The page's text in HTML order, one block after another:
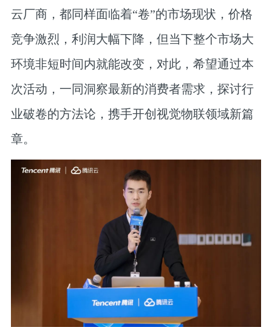
云厂商，都同样面临着“卷”的市场现状，价格
竞争激烈，利润大幅下降，但当下整个市场大
环境非短时间内就能改变，对此，希望通过本
次活动，一同洞察最新的消费者需求，探讨行
业破卷的方法论，携手开创视觉物联领域新篇
章。